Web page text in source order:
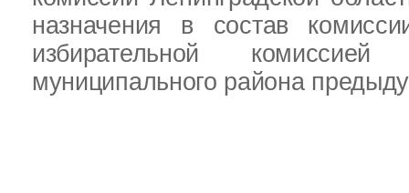
назначения в состав
избирательной комиссией
муниципального района